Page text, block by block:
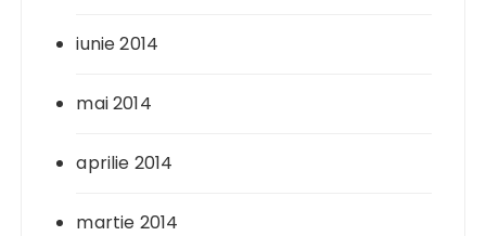
iunie 2014
mai 2014
aprilie 2014
martie 2014